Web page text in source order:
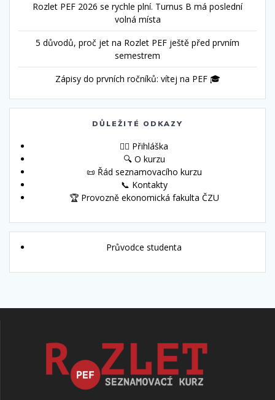
Rozlet PEF 2026 se rychle plní. Turnus B má poslední
volná místa
5 důvodů, proč jet na Rozlet PEF ještě před prvním
semestrem
Zápisy do prvních ročníků: vítej na PEF 🎓
DŮLEŽITÉ ODKAZY
🙋‍♀️ Přihláška
🔍 O kurzu
📜 Řád seznamovacího kurzu
📞 Kontakty
🏆 Provozně ekonomická fakulta ČZU
Průvodce studenta